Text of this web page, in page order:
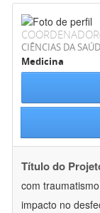
CIÊNCIAS DA
Medicina
Título do
com
impacto no